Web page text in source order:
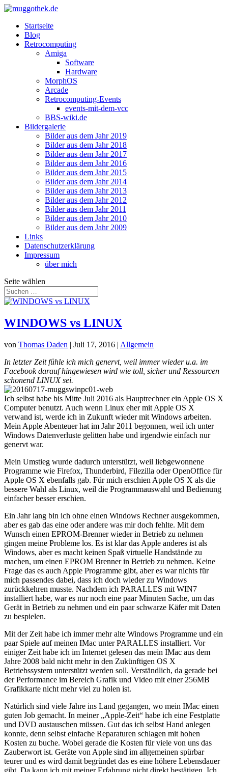
Startseite
Blog
Retrocomputing
Amiga
Software
Hardware
MorphOS
Arcade
Retrocomputing-Events
events-mit-dem-vcc
BBS-wiki.de
Bildergalerie
Bilder aus dem Jahr 2019
Bilder aus dem Jahr 2018
Bilder aus dem Jahr 2017
Bilder aus dem Jahr 2016
Bilder aus dem Jahr 2015
Bilder aus dem Jahr 2014
Bilder aus dem Jahr 2013
Bilder aus dem Jahr 2012
Bilder aus dem Jahr 2011
Bilder aus dem Jahr 2010
Bilder aus dem Jahr 2009
Links
Datenschutzerklärung
Impressum
über mich
Seite wählen
WINDOWS vs LINUX
von Thomas Daden | Juli 17, 2016 | Allgemein
In letzter Zeit fühle ich mich genervt, weil immer wieder u.a. im
Facebook darauf hingewiesen wird wie toll, sicher und Ressourcen
schonend LINUX sei.
Ich selbst habe bis Mitte Juli 2016 als Hauptrechner ein Apple OS X
Computer benutzt. Auch wenn Linux eher mit Apple OS X
verwand ist, werde ich in Zukunft wieder mit Windows arbeiten.
Mein Apple Abenteuer hat im Jahr 2011 begonnen, weil ich unter
Windows Datenverluste gelitten habe und irgendwie einfach nur
genervt war.
Mein Umstieg wurde dadurch unterstützt, weil liebgewonnene
Programme wie Firefox, Thunderbird, Filezilla oder OpenOffice für
Apple OS X ebenfalls gab. Für mich erschien Apple OS X als die
bessere Wahl als Linux, weil die Programmauswahl und Bedienung
einfacher besser erschien.
Ein Jahr lang bin ich ohne einen Windows Rechner ausgekommen,
aber es gab das eine oder andere was mir doch fehlte. Mit dem
Wunsch einen EPROM-Brenner wieder in Betrieb zu nehmen
gingen meine Probleme los. Es ist klar das Apple anderes ist als
Windows, aber es macht keinen Spaß virtuelle Handstände zu
machen, um einen EPROM Brenner in Betrieb zu nehmen. Keine
Frage das es auch Apple Programme gibt, aber es war nichts für
mich passendes dabei, dass ich doch wieder zu Windows
zurückkehren musste. Nachdem ich PARALLES mit WIN7
installiert habe, war es nur noch eine paar Minuten Sache, um das
Gerät in Betrieb zu nehmen und ein paar schwarze Käfer mit Daten
zu bespielen.
Mit der Zeit habe ich immer mehr alte Windows Programme und ein
paar Spiele auf meinen IMac unter PARALLES installiert. Vor
einiger Zeit habe ich im Internet gelesen das mein IMac aus dem
Jahre 2008 bald nicht mehr in den Zukünftigen OS X
Betriebssystem unterstützt werden soll. Verständlich, da gerade bei
der Performance im Bereich Grafik und Video mit einer 256MB
Grafikkarte nicht mehr viel zu holen ist.
Natürlich sind viele Jahre ins Land gegangen, wo mein IMac einen
guten Job gemacht. In meiner „Apple-Zeit“ habe ich eine Festplatte
und DVD austauschen müssen. Gut das ich selbst Hand anlegen
konnte, denn selbst einfache Reparaturen schlagen mit hohen
Kosten zu buche. Wobei gerade die Kosten für viele von uns das
Zauberwort ist. Geräte von Apple sind im allgemeinen spürbar
teurer und es wird damit begründet das es eine höhere Lebensdauer
gibt. Da kann ich mit meiner Erfahrung nicht direkt bestätigen. Ich